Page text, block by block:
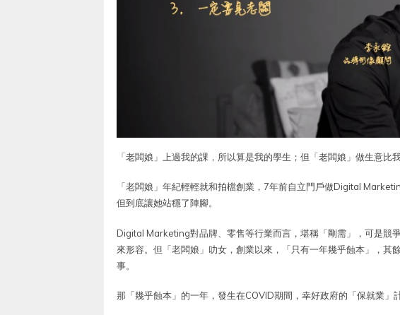
「老闆娘」上過我的課，所以算是我的學生；但「老闆娘」做生意比
「老闆娘」年紀輕輕就和拍檔創業，7年前自立門戶做Digital
但到底讓她站穩了陣腳。
Digital Marketing對品牌、零售等行業而言，堪稱「剛需」，可是競
來形容。但「老闆娘」叻女，創業以來，「只有一年幾乎蝕本」，其
事。
那「幾乎蝕本」的一年，發生在COVID期間，幸好政府的「保就業」